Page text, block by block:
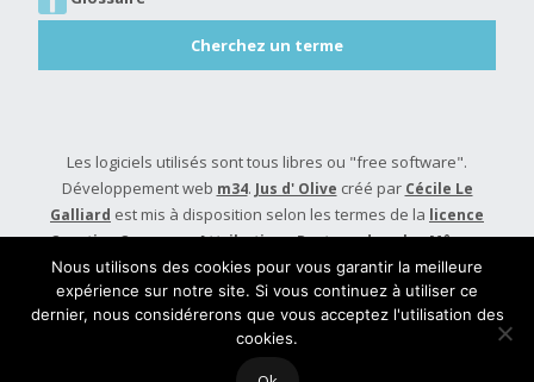
Cherchez un terme
Les logiciels utilisés sont tous libres ou "free software".
Développement web m34. Jus d' Olive créé par Cécile Le
Galliard est mis à disposition selon les termes de la licence
Creative Commons Attribution - Partage dans les Mêmes
Conditions 4.0 International.
Built withMake. Your friendly WordPress page builder theme.
Nous utilisons des cookies pour vous garantir la meilleure
expérience sur notre site. Si vous continuez à utiliser ce
dernier, nous considérerons que vous acceptez l'utilisation des
cookies.